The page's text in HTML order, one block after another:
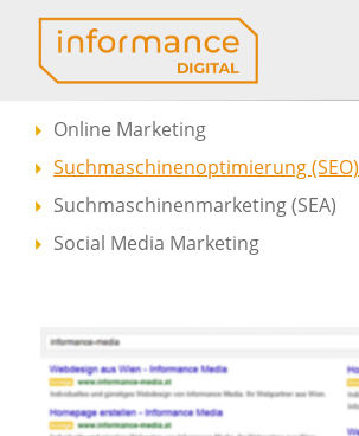
Online Marketing
Suchmaschinenoptimierung (SEO)
Suchmaschinenmarketing (SEA)
Social Media Marketing